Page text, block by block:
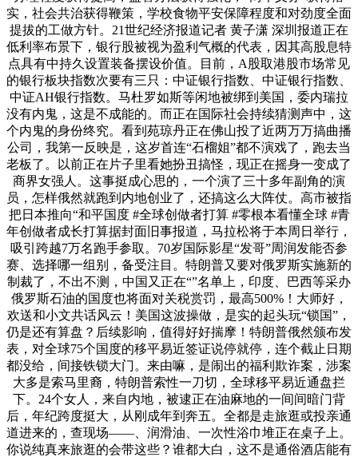
实，社会共治获得鞭策，学校食物平安保障程度和对劲度全面
提拔的工做方针。21世纪经济报道记者 黄子潇 深圳报道正在
低利率布景下，银行股被视为盈利气概的代表，因其高股息特
点具有中持久设置装备摆设价值。目前，A股取港股市场常见
的银行板块指数次要有三只：中证银行指数、中证银行指数、
中证AH银行指数。马杜罗如斯等闲地被绑到美国，委内瑞拉
没有内鬼，这是不成能的。而正在国际社会持续猜测声中，这
个内鬼的身份终究。看到苑琼丹正在佛山投了近两万万搞曲播
公司，我第一反映是，这岁首连“石榴姐”都不演戏了，跑去当
老板了。以前正在片子里看她扮丑搞怪，现正在摇身一变成了
商界女强人。这事挺成心思的，一个演了三十多年副角的演
员，怎样俄然就跑到内地创业了，还搞这么大阵仗。高市被指
把日本推向“和平国度 #全球创做者打算 #零根本看懂全球 #青
年创做者成长打算据封面旧事报道，马拉松将于本周日举行，
吸引跨越7万名跑手参取。70岁国际影星“发哥”周润发能否参
赛、选择哪一组别，备受注目。特朗普又要对俄罗斯实施新的
制裁了，不出不测，中国又正在“”名单上，印度、巴西等采办
俄罗斯石油的国度也将面对关税赏罚，最高500%！大师好，
欢送和小文共话风云！美国这波操做，是实的起头玩“锁国”，
仍是还有算盘？后续影响，值得好好揣摩！特朗普俄然颁布发
表，对全球75个国度的移平易近签证说停就停，连个截止日期
都没给，间接铁锁大门。来由嘛，是闹出的福利欺诈案，涉案
大多是索马里裔，特朗普索性一刀切，全球移平易近通盘拦
下。24个女人，来自内地，被逮正在油麻地的一间间暗门背
后，年纪跨度挺大，从刚成年到奔五。全都是走旅逛或投亲通
道进来的，查现场——、润滑油、一次性浴巾堆正在桌子上。
你说纯真来旅逛的会带这些？谁都大白，这不是通俗酒店能有